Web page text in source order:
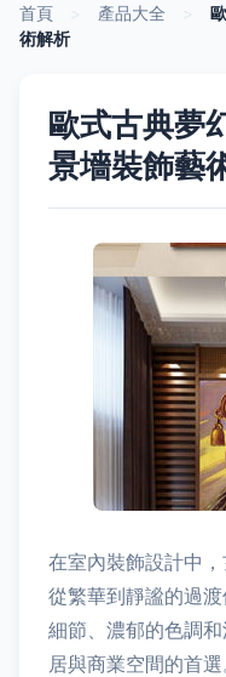
首頁 產品大全
術解析
歐式古典夢
景墻裝飾藝
在室內裝飾設計中
從繁華到靜謐的過
細節、濃郁的色調
居與商業空間的首